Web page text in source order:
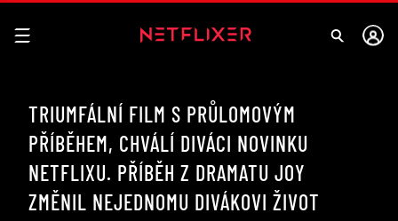
TRIUMFÁLNÍ FILM S PRŮLOMOVÝM
PŘÍBĚHEM, CHVÁLÍ DIVÁCI NOVINKU
NETFLIXU. PŘÍBĚH Z DRAMATU JOY
ZMĚNIL NEJEDNOMU DIVÁKOVI ŽIVOT